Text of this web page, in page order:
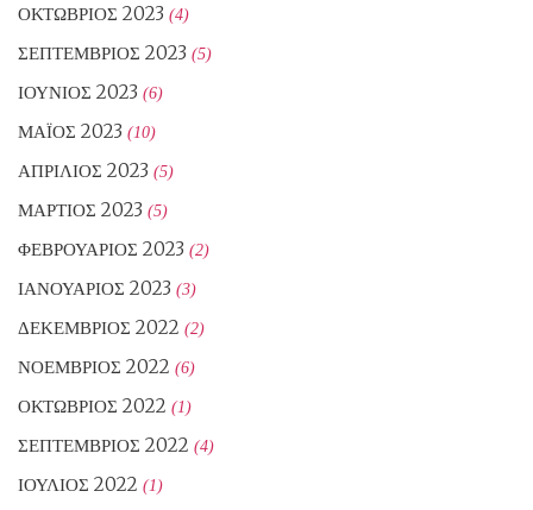
ΟΚΤΏΒΡΙΟΣ 2023 (4)
ΣΕΠΤΈΜΒΡΙΟΣ 2023 (5)
ΙΟΎΝΙΟΣ 2023 (6)
ΜΆΙΟΣ 2023 (10)
ΑΠΡΊΛΙΟΣ 2023 (5)
ΜΆΡΤΙΟΣ 2023 (5)
ΦΕΒΡΟΥΆΡΙΟΣ 2023 (2)
ΙΑΝΟΥΆΡΙΟΣ 2023 (3)
ΔΕΚΈΜΒΡΙΟΣ 2022 (2)
ΝΟΈΜΒΡΙΟΣ 2022 (6)
ΟΚΤΏΒΡΙΟΣ 2022 (1)
ΣΕΠΤΈΜΒΡΙΟΣ 2022 (4)
ΙΟΎΛΙΟΣ 2022 (1)